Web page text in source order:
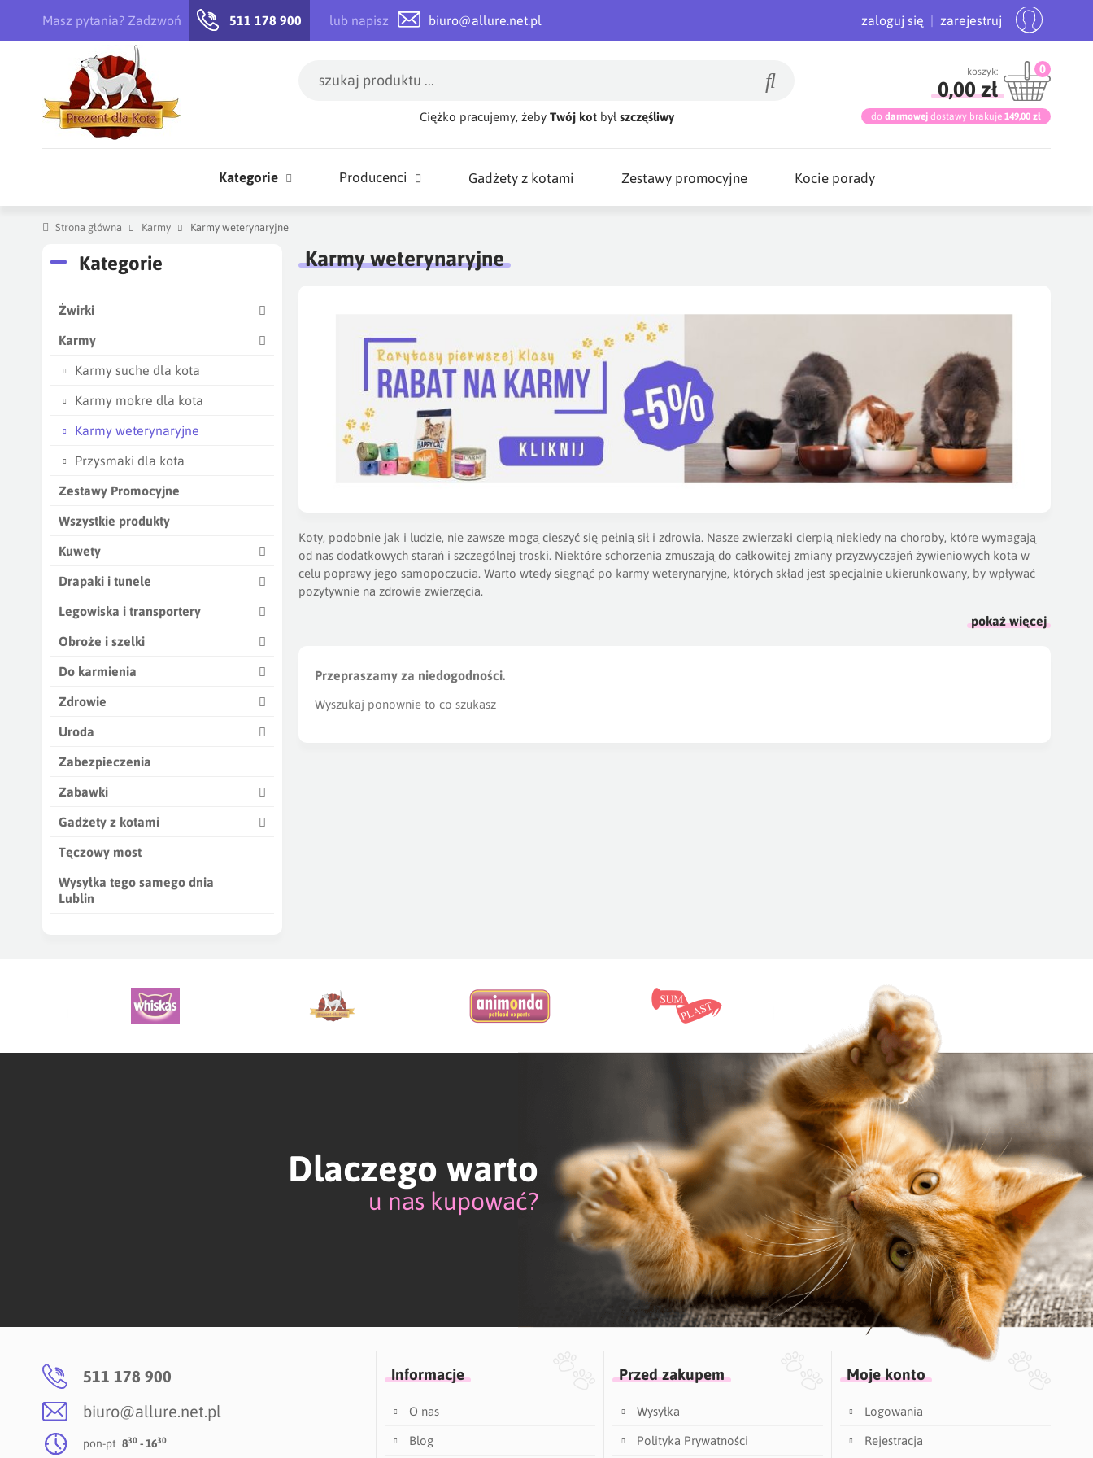
Masz pytania? Zadzwoń 511 178 900 lub napisz biuro@allure.net.pl zaloguj się | zarejestruj
Ciężko pracujemy, żeby Twój kotbył szczęśliwy
0
koszyk:
0,00 zł
do darmowej dostawy brakuje 149,00 zł
Kategorie Producenci Gadżety z kotami Zestawy promocyjne Kocie porady
Strona główna Karmy Karmy weterynaryjne
Kategorie
Żwirki
Karmy
Karmy suche dla kota
Karmy mokre dla kota
Karmy weterynaryjne
Przysmaki dla kota
Zestawy Promocyjne
Wszystkie produkty
Kuwety
Drapaki i tunele
Legowiska i transportery
Obroże i szelki
Do karmienia
Zdrowie
Uroda
Zabezpieczenia
Zabawki
Gadżety z kotami
Tęczowy most
Wysyłka tego samego dnia
Lublin
Karmy weterynaryjne
Koty, podobnie jak i ludzie, nie zawsze mogą cieszyć się pełnią sił i zdrowia. Nasze zwierzaki cierpią niekiedy na choroby, które wymagają
od nas dodatkowych starań i szczególnej troski. Niektóre schorzenia zmuszają do całkowitej zmiany przyzwyczajeń żywieniowych kota w
celu poprawy jego samopoczucia. Warto wtedy sięgnąć po karmy weterynaryjne, których skład jest specjalnie ukierunkowany, by wpływać
pozytywnie na zdrowie zwierzęcia.
Karmy dietetyczne dla kotówdotkniętych
niewydolność nerek, bezwzględnie wymagają specjalistycznej diety.
zmniejszoną ilość węglowodanów, dzięki czemu łatwiej kontrolować u pupila poziom glikemii.
pokaż więcej
Przepraszamy za niedogodności.
Wyszukaj ponownie to co szukasz
Dlaczego warto
u nas kupować?
511 178 900
biuro@allure.net.pl
pon-pt 830 - 1630
Informacje
O nas
Blog
Przed zakupem
Wysyłka
Polityka Prywatności
Moje konto
Logowania
Rejestracja